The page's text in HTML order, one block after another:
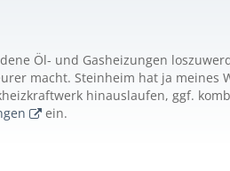
Öl- und Gasheizungen
macht. Steinheim hat ja meines
hinauslaufen, ggf.
ein.